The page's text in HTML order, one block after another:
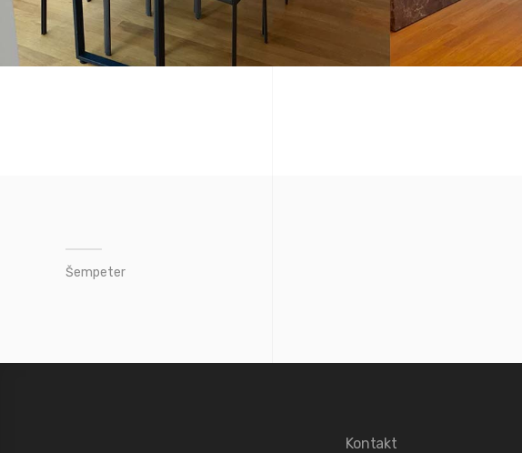
Šempeter
Kontakt